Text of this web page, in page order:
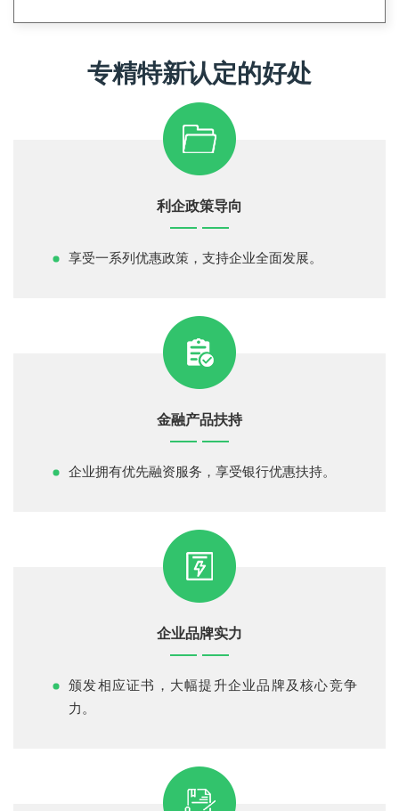
专精特新认定的好处
利企政策导向
享受一系列优惠政策，支持企业全面发展。
金融产品扶持
企业拥有优先融资服务，享受银行优惠扶持。
企业品牌实力
颁发相应证书，大幅提升企业品牌及核心竞争
力。